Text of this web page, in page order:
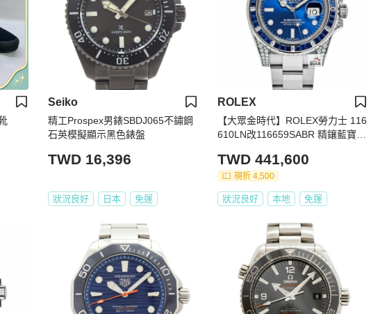
Seiko
精工Prospex男錶SBDJ065不鏽鋼
石英模擬顯示黑色錶盤
TWD 16,396
狀況良好 日本 免運
ROLEX
【大眾金時代】ROLEX勞力士 116
610LN改116659SABR 精鑲藍寶石
時代B1224
TWD 441,600
現折 4,500
狀況良好 本地 免運